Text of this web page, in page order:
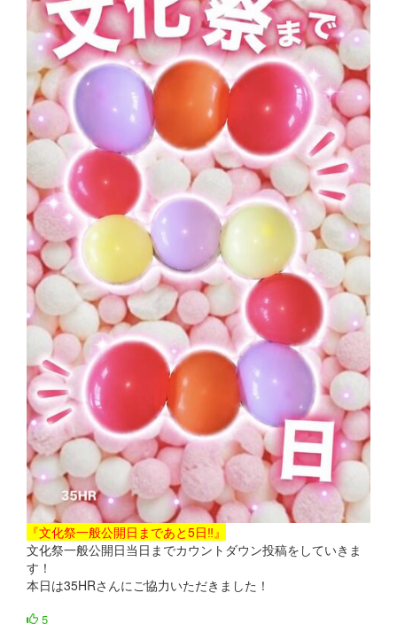
『文化祭一般公開日まであと5日‼』
文化祭一般公開日当日までカウントダウン投稿をしていきま
す！
本日は35HRさんにご協力いただきました！
5